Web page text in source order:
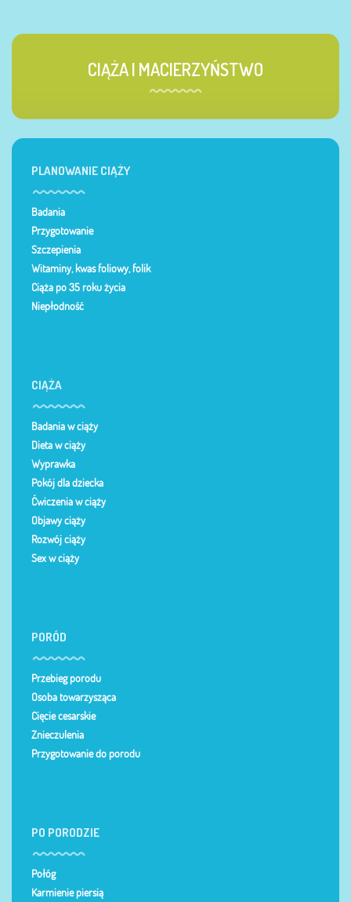
CIĄŻA I MACIERZYŃSTWO
PLANOWANIE CIĄŻY
Badania
Przygotowanie
Szczepienia
Witaminy, kwas foliowy, folik
Ciąża po 35 roku życia
Niepłodność
CIĄŻA
Badania w ciąży
Dieta w ciąży
Wyprawka
Pokój dla dziecka
Ćwiczenia w ciąży
Objawy ciąży
Rozwój ciąży
Sex w ciąży
PORÓD
Przebieg porodu
Osoba towarzysząca
Cięcie cesarskie
Znieczulenia
Przygotowanie do porodu
PO PORODZIE
Połóg
Karmienie piersią